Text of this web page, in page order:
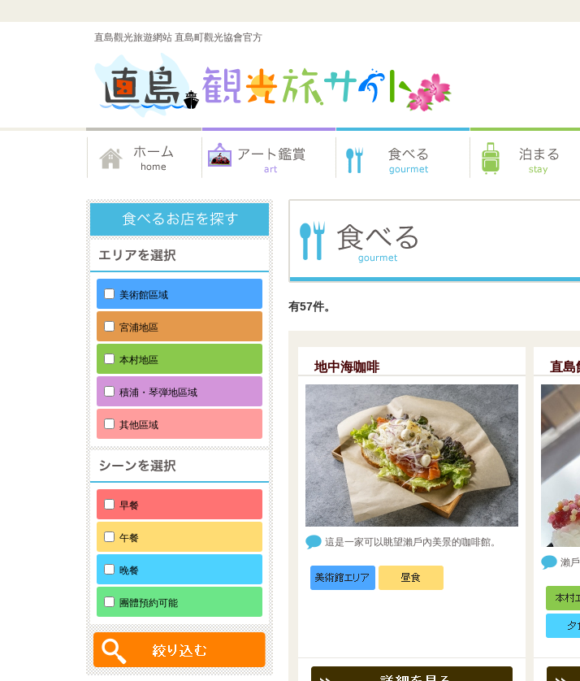
直島觀光旅遊網站 直島町觀光協會官方
有57件。
地中海咖啡
這是一家可以眺望瀨戶內美景的咖啡館。
直島
瀨
美術館區域
宮浦地區
本村地區
積浦・琴弾地區域
其他區域
早餐
午餐
晚餐
團體預約可能